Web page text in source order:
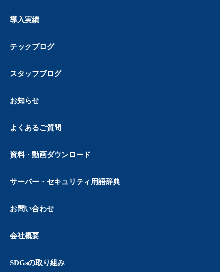
導入実績
テックブログ
スタッフブログ
お知らせ
よくあるご質問
資料・動画ダウンロード
サーバー・ セキュリティ用語辞典
お問い合わせ
会社概要
SDGsの取り組み